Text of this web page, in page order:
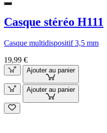
Casque stéréo H111
Casque multidispositif 3,5 mm
19,99 €
Ajouter au panier
Ajouter au panier